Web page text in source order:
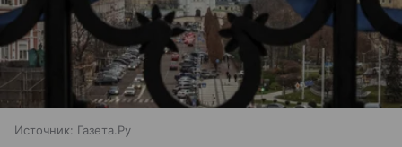
Источник: Газета.Ру